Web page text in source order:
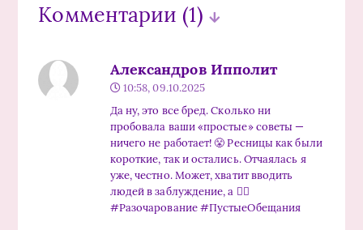
Комментарии (1)
Александров Ипполит
10:58, 09.10.2025
Да ну, это все бред. Сколько ни
пробовала ваши «простые» советы —
ничего не работает! 😤 Ресницы как были
короткие, так и остались. Отчаялась я
уже, честно. Может, хватит вводить
людей в заблуждение, а 🤷‍♀️
#Разочарование #ПустыеОбещания